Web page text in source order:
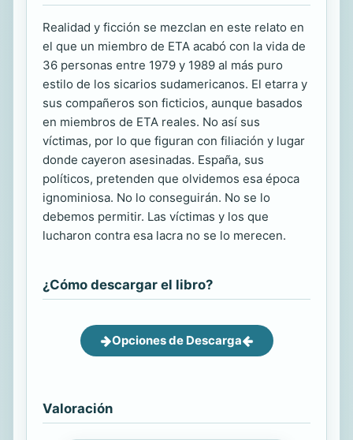
Realidad y ficción se mezclan en este relato en
el que un miembro de ETA acabó con la vida de
36 personas entre 1979 y 1989 al más puro
estilo de los sicarios sudamericanos. El etarra y
sus compañeros son ficticios, aunque basados
en miembros de ETA reales. No así sus
víctimas, por lo que figuran con filiación y lugar
donde cayeron asesinadas. España, sus
políticos, pretenden que olvidemos esa época
ignominiosa. No lo conseguirán. No se lo
debemos permitir. Las víctimas y los que
lucharon contra esa lacra no se lo merecen.
¿Cómo descargar el libro?
Opciones de Descarga
Valoración